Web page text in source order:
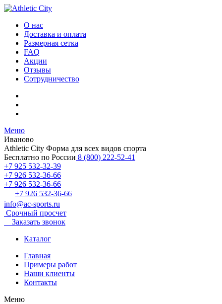
О нас
Доставка и оплата
Размерная сетка
FAQ
Акции
Отзывы
Сотрудничество
Меню
Иваново
Athletic City Форма для всех видов спорта
Бесплатно по России 8 (800) 222-52-41
+7 925 532-32-39
+7 926 532-36-66
+7 926 532-36-66
+7 926 532-36-66
info@ac-sports.ru
Срочный просчет
Заказать звонок
Каталог
Главная
Примеры работ
Наши клиенты
Контакты
Меню